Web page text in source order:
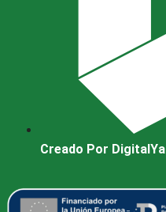
Creado Por DigitalYa